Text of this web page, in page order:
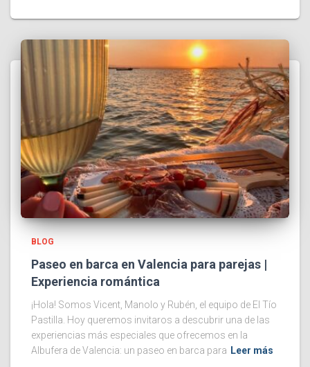
BLOG
Paseo en barca en Valencia para parejas |
Experiencia romántica
¡Hola! Somos Vicent, Manolo y Rubén, el equipo de El Tío
Pastilla. Hoy queremos invitaros a descubrir una de las
experiencias más especiales que ofrecemos en la
Albufera de Valencia: un paseo en barca para Leer más